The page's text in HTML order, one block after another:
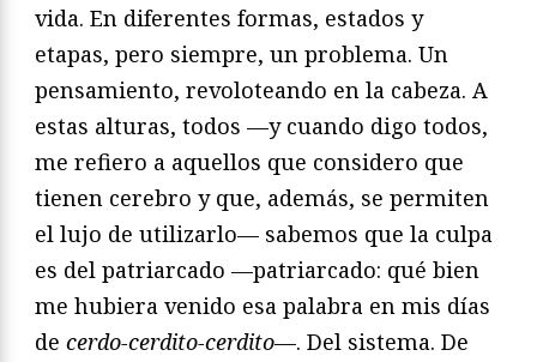
vida. En diferentes formas, estados y
etapas, pero siempre, un problema. Un
pensamiento, revoloteando en la cabeza. A
estas alturas, todos —y cuando digo todos,
me refiero a aquellos que considero que
tienen cerebro y que, además, se permiten
el lujo de utilizarlo— sabemos que la culpa
es del patriarcado —patriarcado: qué bien
me hubiera venido esa palabra en mis días
de cerdo-cerdito-cerdito—. Del sistema. De